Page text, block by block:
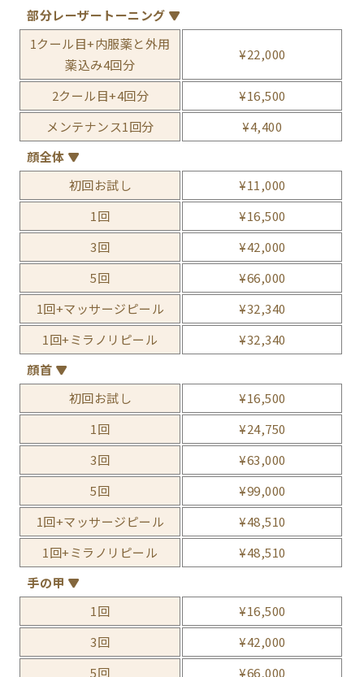
部分レーザートーニング
1クール目+内服薬と外用
薬込み4回分
¥22,000
2クール目+4回分
¥16,500
メンテナンス1回分
¥4,400
顔全体
初回お試し
¥11,000
1回
¥16,500
3回
¥42,000
5回
¥66,000
1回+マッサージピール
¥32,340
1回+ミラノリピール
¥32,340
顔首
初回お試し
¥16,500
1回
¥24,750
3回
¥63,000
5回
¥99,000
1回+マッサージピール
¥48,510
1回+ミラノリピール
¥48,510
手の甲
1回
¥16,500
3回
¥42,000
5回
¥66,000